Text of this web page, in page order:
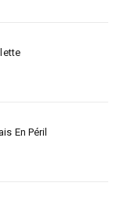
En Péril